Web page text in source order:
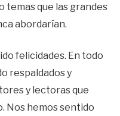
temas que las grandes
abordarían.
felicidades. En todo
respaldados y
y lectoras que
Nos hemos sentido